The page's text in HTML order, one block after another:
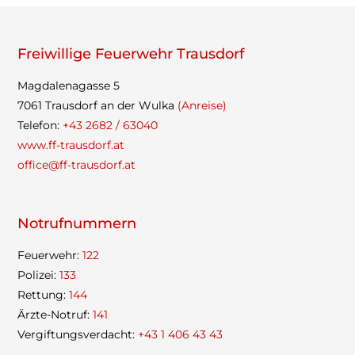
Frei­wil­lige Feu­er­wehr Trausdorf
Mag­da­le­na­gasse 5
7061 Traus­dorf an der Wulka (Anreise)
Tele­fon: +43 2682 / 63040
www.ff-trausdorf.at
office@ff-trausdorf.at
Not­ruf­num­mern
Feu­er­wehr:122
Poli­zei:133
Ret­tung:144
Ärzte-Not­ruf:141
Ver­gif­tungs­ver­dacht: +43 1 406 43 43